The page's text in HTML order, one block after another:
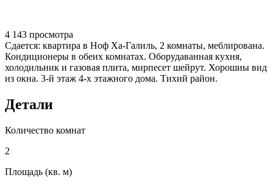
4 143 просмотра
Сдается: квартира в Ноф Xа-Галиль, 2 комнаты, меблирована.
Кондиционеры в обеих комнатах. Оборудаванная кухня,
холодильник и газовая плита, мирпесет шейрут. Хорошиы вид
из окна. 3-й этаж 4-х этажного дома. Тихий район.
Детали
Количество комнат
2
Площадь (кв. м)